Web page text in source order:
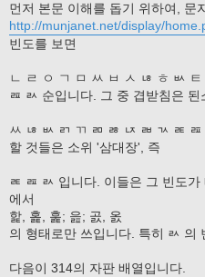
먼저 본문 이해를 돕기 위하여, 문
http://munjanet.net/display/
빈도를 보면
ㄴ ㄹ ㅇ ㄱ ㅁ ㅆ ㅂ ㅅ ㄶ ㅎ ㅄ
ㄿ ㄽ 순입니다. 그 중 겹받침은 된
ㅆ ㄶ ㅄ ㄺ ㄲ ㄻ ㅀ ㄵ ㄼ ㄳ ㄾ
할 것들은 소위 '삼대장', 즉
ㄾ ㄿ ㄽ 입니다. 이들은 그 빈도
에서
핥, 홅, 훑; 읊; 곬, 옰
의 형태로만 쓰입니다. 특히 ㄽ 의
다음이 314의 자판 배열입니다.